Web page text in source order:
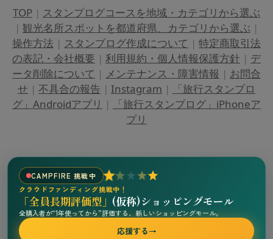
TOP | スタンプログコースを地域・カテゴリから選ぶ
| 観光名所スポットを都道府県、カテゴリから選ぶ |
操作方法 | スタンプログ作成について | 特定商取引法
の表記・会社概要 | 利用規約・個人情報保護方針 | デ
ータ削除について | メンテナンス・障害情報 | お問合
せ | 不具合の報告 | Instagram |
「旅行スタンプロ
グ」Androidアプリ |
「旅行スタンプログ」iPhoneア
プリ
CAMPFIRE 挑戦中
クラウドファンディング挑戦中！
「全員長期評価型」 (仮称)ショッピングモール
全購入者が“1年使ってから”評価する、新しいショッピングモール。
応援する→